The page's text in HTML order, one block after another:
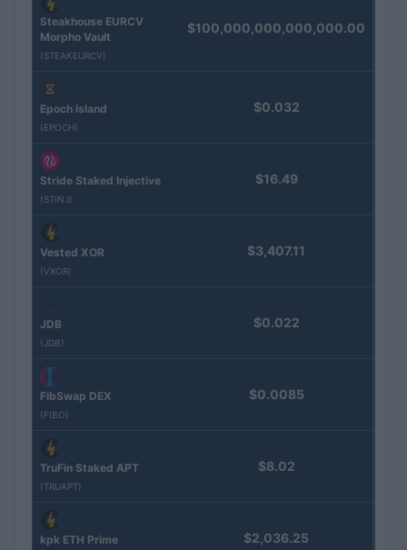
Steakhouse EURCV
Morpho Vault
(STEAKEURCV)
$100,000,000,000,000.00
Epoch Island
(EPOCH)
$0.032
Stride Staked Injective
(STINJ)
$16.49
Vested XOR
(VXOR)
$3,407.11
JDB
(JDB)
$0.022
FibSwap DEX
(FIBO)
$0.0085
TruFin Staked APT
(TRUAPT)
$8.02
kpk ETH Prime $2,036.25